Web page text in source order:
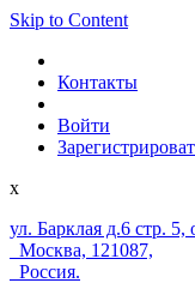
Skip to Content
Контакты
Войти
x
ул. Барклая д.6 стр. 5,
Москва, 121087,
Россия.